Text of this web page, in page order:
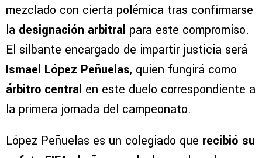
mezclado con cierta polémica tras confirmarse
la designación arbitral para este compromiso.
El silbante encargado de impartir justicia será
Ismael López Peñuelas, quien fungirá como
árbitro central en este duelo correspondiente a
la primera jornada del campeonato.
López Peñuelas es un colegiado que recibió su